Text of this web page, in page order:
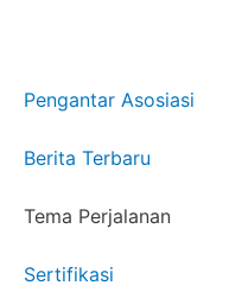
Pengantar Asosiasi
Berita Terbaru
Tema Perjalanan
Sertifikasi